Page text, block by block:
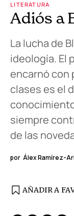
LITERATURA
Adiós a
La lucha de
ideología. El
encarnó con
clases es el
siempre
de las
por Álex Ramírez-
AÑADIR A